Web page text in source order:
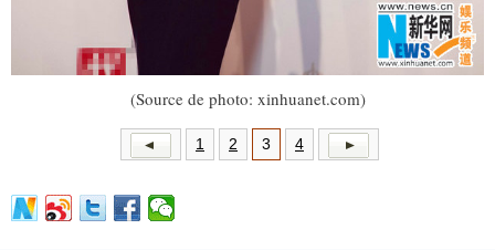
(Source de photo: xinhuanet.com)
1 2 3 4